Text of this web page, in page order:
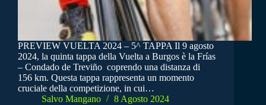
PREVIEW VUELTA 2024 – 5^ TAPPA Il 9 agosto
2024, la quinta tappa della Vuelta a Burgos è la Frías
– Condado de Treviño coprendo una distanza di
156 km. Questa tappa rappresenta un momento
cruciale della competizione, in cui…
Salvo Mangano
8 Agosto 2024